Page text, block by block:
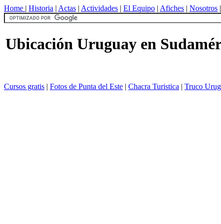
Home | Historia | Actas | Actividades | El Equipo | Afiches | Nosotros
Ubicación Uruguay en
Cursos gratis | Fotos de Punta del Este | Chacra Turistica | Truco